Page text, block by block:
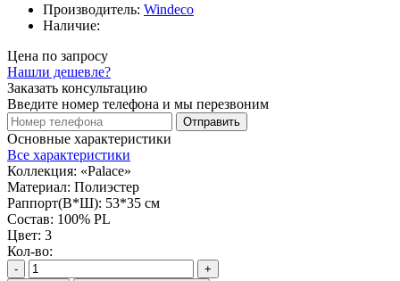
Производитель: Windeco
Наличие:
Цена по запросу
Нашли дешевле?
Заказать консультацию
Введите номер телефона и мы перезвоним
Отправить
Основные характеристики
Все характеристики
Коллекция: «Palace»
Материал: Полиэстер
Раппорт(В*Ш): 53*35 см
Состав: 100% PL
Цвет: 3
Кол-во:
-
+